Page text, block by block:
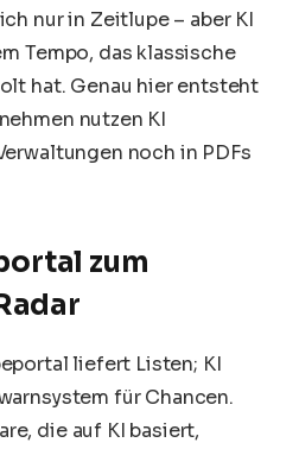
nur in Zeitlupe – aber KI
Tempo, das klassische
hat. Genau hier entsteht
nutzen KI
noch in PDFs
zum
liefert Listen; KI
für Chancen.
die auf KI basiert,